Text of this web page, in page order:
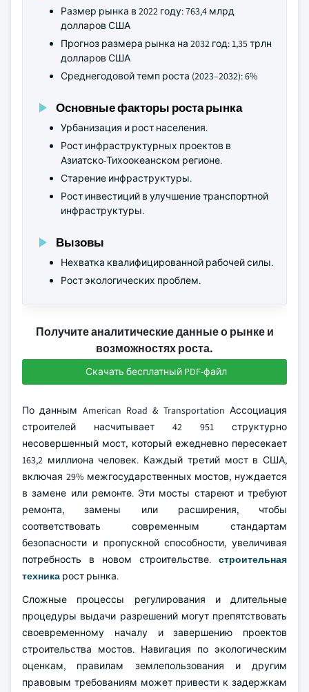
Размер рынка в 2022 году: 763,4 млрд
долларов США
Прогноз размера рынка на 2032 год: 1,35 трлн
долларов США
Среднегодовой темп роста (2023–2032): 6%
Основные факторы роста рынка
Урбанизация и рост населения.
Рост инфраструктурных проектов в
Азиатско-Тихоокеанском регионе.
Старение инфраструктуры.
Рост инвестиций в улучшение транспортной
инфраструктуры.
Вызовы
Нехватка квалифицированной рабочей силы.
Рост экологических проблем.
Получите аналитические данные о рынке и
возможностях роста.
Скачать бесплатный PDF-файл
По данным American Road & Transportation Ассоциация
строителей насчитывает 42 951 структурно
несовершенный мост, который ежедневно пересекает
163,2 миллиона человек. Каждый третий мост в США,
включая 29% межгосударственных мостов, нуждается
в замене или ремонте. Эти мосты стареют и требуют
ремонта, замены или расширения, чтобы
соответствовать современным стандартам
безопасности и пропускной способности, увеличивая
потребность в новом строительстве. строительная
техника рост рынка.
Сложные процессы регулирования и длительные
процедуры выдачи разрешений могут препятствовать
своевременному началу и завершению проектов
строительства мостов. Навигация по экологическим
оценкам, правилам землепользования и другим
правовым требованиям может привести к задержкам